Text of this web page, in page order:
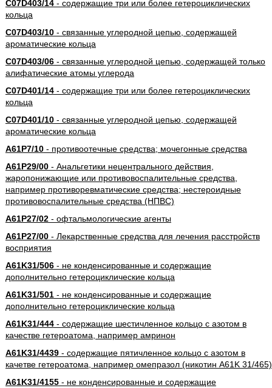
C07D403/14- содержащие три или более гетероциклических
кольца
C07D403/10- связанные углеродной цепью, содержащей
ароматические кольца
C07D403/06- связанные углеродной цепью, содержащей только
алифатические атомы углерода
C07D401/14- содержащие три или более гетероциклических
кольца
C07D401/10- связанные углеродной цепью, содержащей
ароматические кольца
A61P7/10- противоотечные средства; мочегонные средства
A61P29/00- Анальгетики нецентрального действия,
жаропонижающие или противовоспалительные средства,
например противоревматические средства; нестероидные
противовоспалительные средства (НПВС)
A61P27/02- офтальмологические агенты
A61P27/00- Лекарственные средства для лечения расстройств
восприятия
A61K31/506- не конденсированные и содержащие
дополнительно гетероциклические кольца
A61K31/501- не конденсированные и содержащие
дополнительно гетероциклические кольца
A61K31/444- содержащие шестичленное кольцо с азотом в
качестве гетероатома, например амринон
A61K31/4439- содержащие пятичленное кольцо с азотом в
качетве гетероатома, например омепразол (никотин A61K 31/465)
A61K31/4155- не конденсированные и содержащие